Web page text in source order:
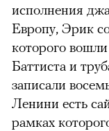
исполнения
Европу, Эрик
которого
Баттиста и
записали
Ленини есть
рамках